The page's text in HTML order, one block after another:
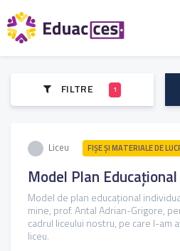
FILTRE 1
Liceu FIŞE ŞI MATERIALE DE
Model Plan
Model de plan educațional
mine, prof. Antal Adrian-Grigore,
cadrul liceului nostru, pe care l-am
liceu.